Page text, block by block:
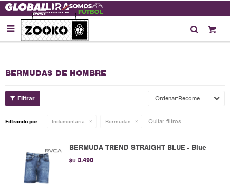

BERMUDAS DE HOMBRE
Recomendados
Filtrando por: Indumentaria Bermudas Quitar filtros
BERMUDA TREND STRAIGHT BLUE - Blue
$U 3.490